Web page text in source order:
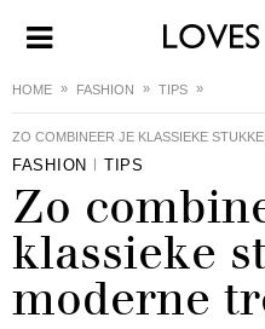
HOME FASHION TIPS
ZO COMBINEER JE KLASSIEKE
FASHION TIPS
Zo
klassieke
moderne